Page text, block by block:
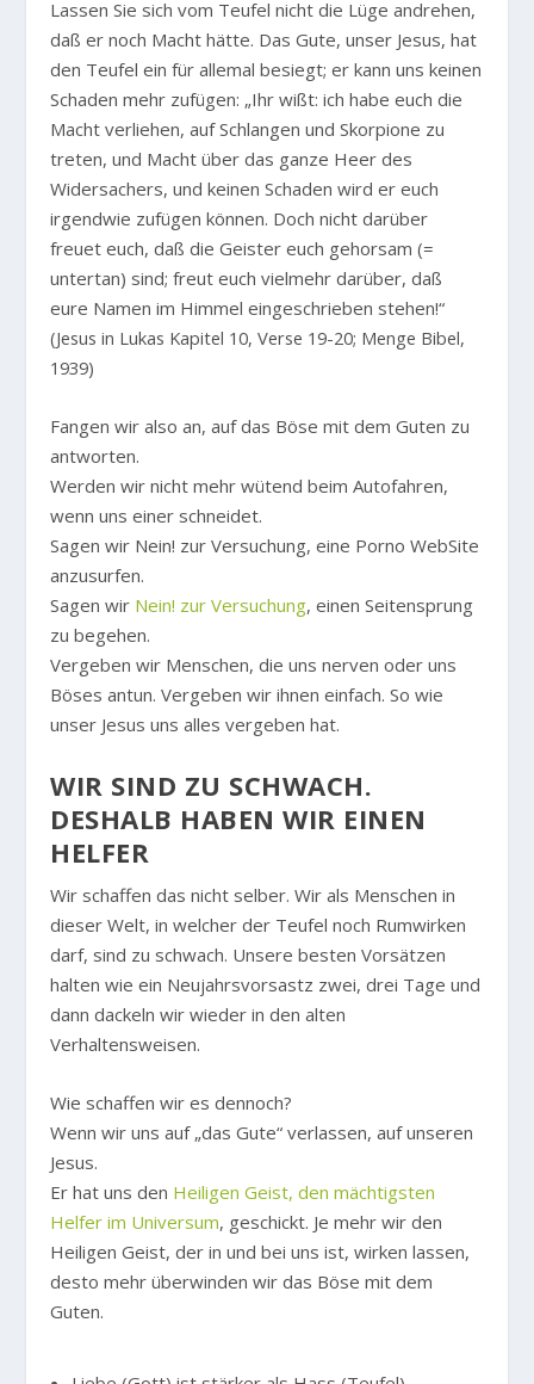
Lassen Sie sich vom Teufel nicht die Lüge andrehen,
daß er noch Macht hätte. Das Gute, unser Jesus, hat
den Teufel ein für allemal besiegt; er kann uns keinen
Schaden mehr zufügen: „Ihr wißt: ich habe euch die
Macht verliehen, auf Schlangen und Skorpione zu
treten, und Macht über das ganze Heer des
Widersachers, und keinen Schaden wird er euch
irgendwie zufügen können. Doch nicht darüber
freuet euch, daß die Geister euch gehorsam (=
untertan) sind; freut euch vielmehr darüber, daß
eure Namen im Himmel eingeschrieben stehen!“
(Jesus in Lukas Kapitel 10, Verse 19-20; Menge Bibel,
1939)
Fangen wir also an, auf das Böse mit dem Guten zu
antworten.
Werden wir nicht mehr wütend beim Autofahren,
wenn uns einer schneidet.
Sagen wir Nein! zur Versuchung, eine Porno WebSite
anzusurfen.
Sagen wir Nein! zur Versuchung, einen Seitensprung
zu begehen.
Vergeben wir Menschen, die uns nerven oder uns
Böses antun. Vergeben wir ihnen einfach. So wie
unser Jesus uns alles vergeben hat.
WIR SIND ZU SCHWACH.
DESHALB HABEN WIR EINEN
HELFER
Wir schaffen das nicht selber. Wir als Menschen in
dieser Welt, in welcher der Teufel noch Rumwirken
darf, sind zu schwach. Unsere besten Vorsätzen
halten wie ein Neujahrsvorsastz zwei, drei Tage und
dann dackeln wir wieder in den alten
Verhaltensweisen.
Wie schaffen wir es dennoch?
Wenn wir uns auf „das Gute“ verlassen, auf unseren
Jesus.
Er hat uns den Heiligen Geist, den mächtigsten
Helfer im Universum, geschickt. Je mehr wir den
Heiligen Geist, der in und bei uns ist, wirken lassen,
desto mehr überwinden wir das Böse mit dem
Guten.